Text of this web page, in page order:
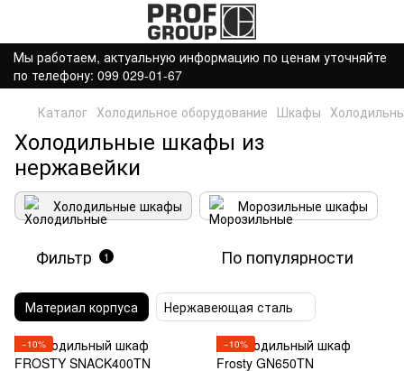
Мы работаем, актуальную информацию по ценам уточняйте
по телефону: 099 029-01-67
Каталог Холодильное оборудование Шкафы
Холодильные шкафы из
нержавейки
Холодильные шкафы Морозильные шкафы
Фильтр 1 По популярности
Материал корпуса Нержавеющая сталь
−10% −10%